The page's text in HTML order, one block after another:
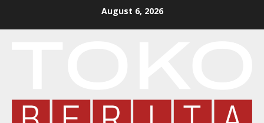
August 6, 2026